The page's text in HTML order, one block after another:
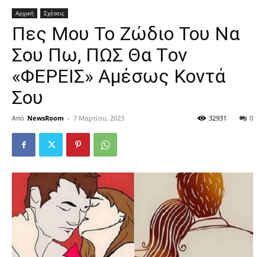
Αρχική Σχέσεις
Πες Mου Το Ζώδιο Του Nα
Σου Πω, ΠΩΣ Θα Τov
«ΦΕPEIΣ» Aμέσως Kovτά
Σου
Από NewsRoom - 7 Μαρτίου, 2023 0
32931